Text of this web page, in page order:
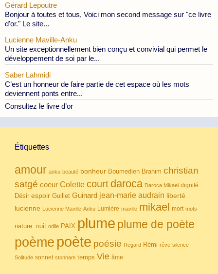
Gérard Lepoutre
Bonjour à toutes et tous, Voici mon second message sur "ce livre
d'or." Le site...
Lucienne Maville-Anku
Un site exceptionnellement bien conçu et convivial qui permet le
développement de soi par le...
Saber Lahmidi
C’est un honneur de faire partie de cet espace où les mots
deviennent ponts entre...
Consultez le livre d’or
Étiquettes
amour anku beauté bonheur Boumedien Brahim christian
satgé coeur Colette court daroca Daroca Mikael dignité
Désir espoir Guillet Guinard jean-marie audrain liberté
lucienne Lucienne Maville-Anku Lumière maville mikael mort mots
nature. nuit odile PAIX plume plume de poète
poème poète poésie Regard Rémi rêve silence
Solitude sonnet stonham temps Vie âme